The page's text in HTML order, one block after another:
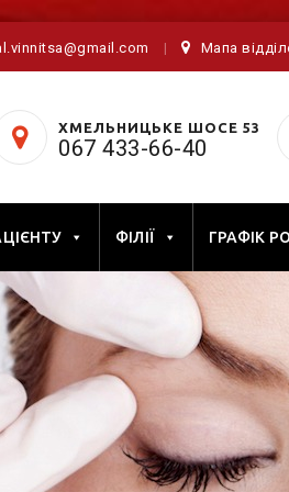
Мапа
ХМЕЛЬНИЦЬКЕ ШОСЕ 53
067 433-66-40
ФІЛІЇ ГРАФІК